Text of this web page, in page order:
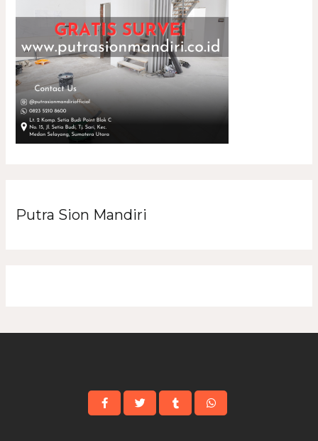
Putra Sion Mandiri